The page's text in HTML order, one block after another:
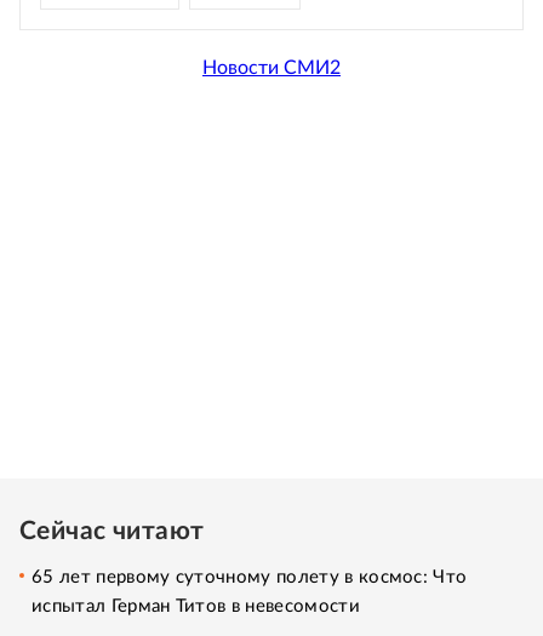
Новости СМИ2
Сейчас читают
65 лет первому суточному полету в космос: Что
испытал Герман Титов в невесомости